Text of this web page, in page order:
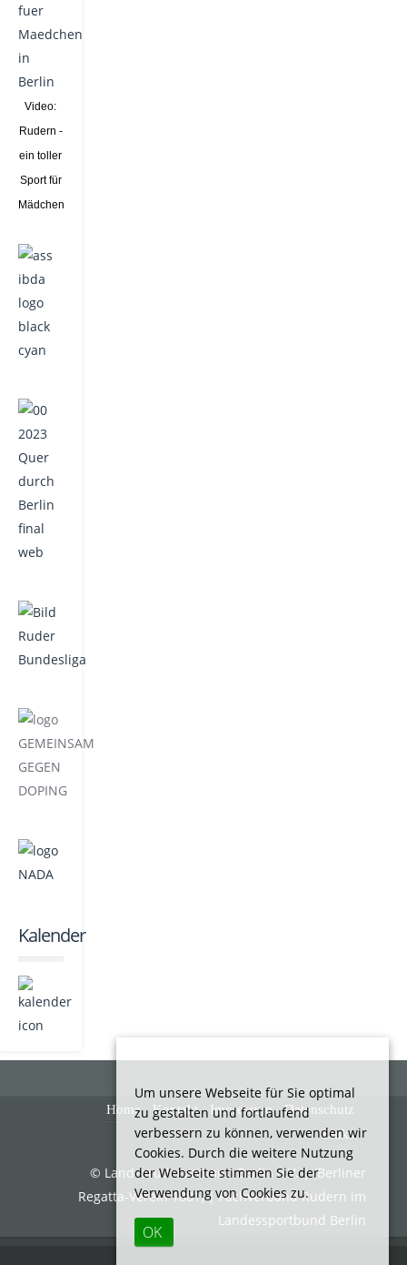
Video:
Rudern -
ein toller
Sport für
Mädchen
Kalender
Home Kontakt Impressum
Datenschutz
Links
© Landesruderverband Berlin e.V. | (Berliner
Regatta-Verein 1881) | Fachverband Rudern im
Landessportbund Berlin
Um unsere Webseite für Sie optimal
zu gestalten und fortlaufend
verbessern zu können, verwenden wir
Cookies. Durch die weitere Nutzung
der Webseite stimmen Sie der
Verwendung von Cookies zu.
OK